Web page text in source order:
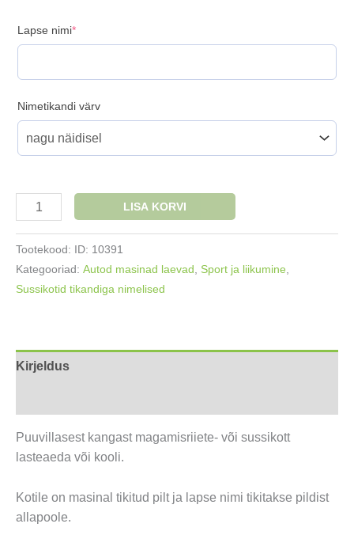
Lapse nimi*(required)
Nimetikandi värv
Nimega
sussikott
LISA KORVI
Tootekood: ID: 10391
Kategooriad: Autod masinad laevad, Sport ja liikumine,
Sussikotid tikandiga nimelised
Kirjeldus
Puuvillasest kangast magamisriiete- või sussikott
lasteaeda või kooli.
Kotile on masinal tikitud pilt ja lapse nimi tikitakse pildist
allapoole.